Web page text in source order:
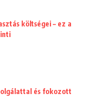
költségei – ez a
és fokozott